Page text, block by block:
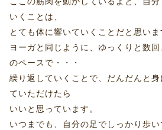
いくことは、
とても体に響いていくことだと思いま
ヨーガと同じように、ゆっくりと数
のペースで・・・
繰り返していくことで、だんだんと
ていただけたら
いいと思っています。
いつまでも、自分の足でしっかり歩い